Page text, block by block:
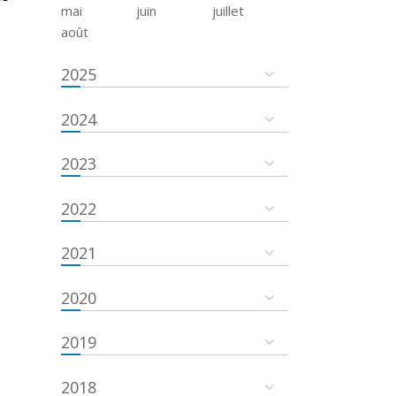
mai
juin
juillet
août
2025
2024
2023
2022
2021
2020
2019
2018